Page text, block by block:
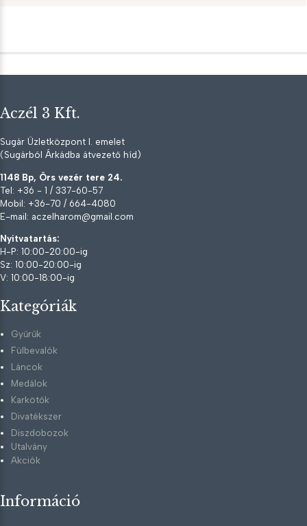
Aczél 3 Kft.
Sugár Üzletközpont I. emelet
(Sugárból Árkádba átvezető híd)
1148 Bp, Örs vezér tere 24.
Tel: +36 - 1 / 337-60-57
Mobil: +36-70 / 664-4080
E-mail: aczelharom@gmail.com
Nyitvatartás:
H-P: 10:00-20:00-ig
Sz: 10:00-20:00-ig
V: 10:00-18:00-ig
Kategóriák
Gyűrűk
Fülbevalók
Láncok
Medálok
Karkötők
Divatékszer
Diszdobozok
Utalvány
Akciók
Információ